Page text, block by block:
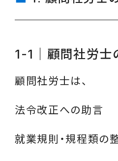
1-1｜顧問社労士
顧問社労士は、
法令改正への助言
就業規則・規程類の